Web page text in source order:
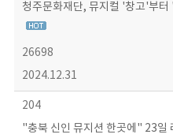
청주문화재단, 뮤지컬 '창고'부
26698
2024.12.31
204
"충북 신인 뮤지션 한곳에" 23일